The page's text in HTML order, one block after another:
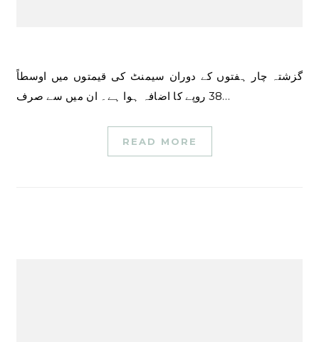
گزشتہ چار ہفتوں کے دوران سیمنٹ کی قیمتوں میں اوسطاً
38 روپے کا اضافہ ہوا ہے۔ ان میں سے صرف…
READ MORE